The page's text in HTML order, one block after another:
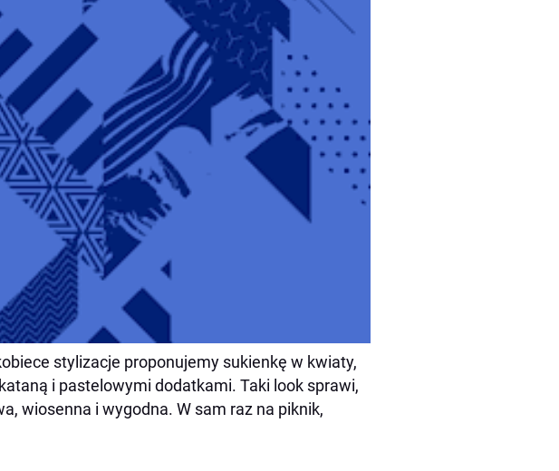
stylizacje proponujemy sukienkę w kwiaty,
ą i pastelowymi dodatkami. Taki look sprawi,
wiosenna i wygodna. W sam raz na piknik,